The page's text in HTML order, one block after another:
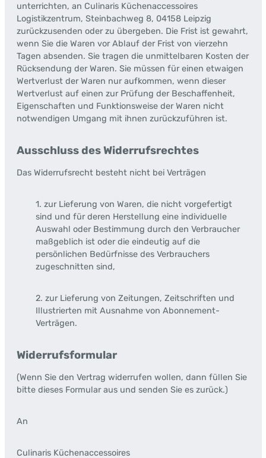
unterrichten, an Culinaris Küchenaccessoires
Logistikzentrum, Steinbachweg 8, 04158 Leipzig
zurückzusenden oder zu übergeben. Die Frist ist gewahrt,
wenn Sie die Waren vor Ablauf der Frist von vierzehn
Tagen absenden. Sie tragen die unmittelbaren Kosten der
Rücksendung der Waren. Sie müssen für einen etwaigen
Wertverlust der Waren nur aufkommen, wenn dieser
Wertverlust auf einen zur Prüfung der Beschaffenheit,
Eigenschaften und Funktionsweise der Waren nicht
notwendigen Umgang mit ihnen zurückzuführen ist.
Ausschluss des Widerrufsrechtes
Das Widerrufsrecht besteht nicht bei Verträgen
1. zur Lieferung von Waren, die nicht vorgefertigt
sind und für deren Herstellung eine individuelle
Auswahl oder Bestimmung durch den Verbraucher
maßgeblich ist oder die eindeutig auf die
persönlichen Bedürfnisse des Verbrauchers
zugeschnitten sind,
2. zur Lieferung von Zeitungen, Zeitschriften und
Illustrierten mit Ausnahme von Abonnement-
Verträgen.
Widerrufsformular
(Wenn Sie den Vertrag widerrufen wollen, dann füllen Sie
bitte dieses Formular aus und senden Sie es zurück.)
An
Culinaris Küchenaccessoires